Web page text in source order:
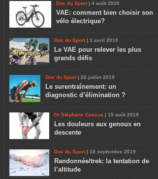
Doc du Sport| 4 août 2020
VAE: comment bien choisir son
vélo électrique?
Doc du Sport| 3 avril 2019
Le VAE pour relever les plus
grands défis
Doc du Sport| 26 juillet 2019
Le surentraînement: un
diagnostic d’élimination ?
Dr Stéphane Cascua | 15 août 2019
Les douleurs aux genoux en
descente
Doc du Sport| 18 septembre 2019
Randonnée/trek: la tentation de
l’altitude